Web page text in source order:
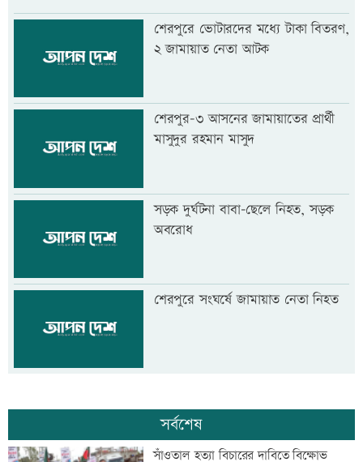
শেরপুরে ভোটারদের মধ্যে টাকা বিতরণ,
২ জামায়াত নেতা আটক
শেরপুর-৩ আসনের জামায়াতের প্রার্থী
মাসুদুর রহমান মাসুদ
সড়ক দুর্ঘটনা বাবা-ছেলে নিহত, সড়ক
অবরোধ
শেরপুরে সংঘর্ষে জামায়াত নেতা নিহত
সর্বশেষ
সাঁওতাল হত্যা বিচারের দাবিতে বিক্ষোভ